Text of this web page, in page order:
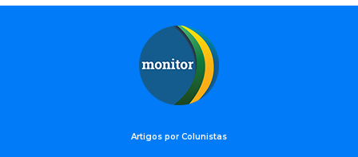
Artigos por Colunistas